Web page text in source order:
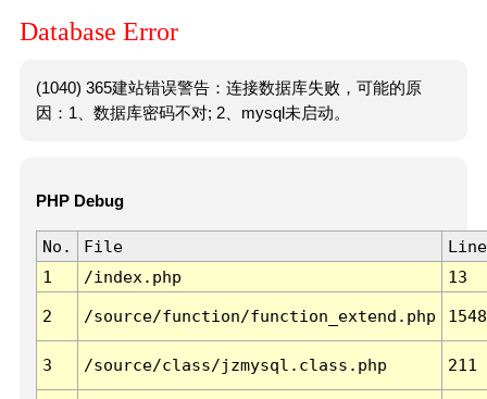
Database Error
(1040) 365建站错误警告：连接数据库失败，可能的原
因：1、数据库密码不对; 2、mysql未启动。
PHP Debug
No. File
Line
1
/index.php 13
2 /source/function/function_extend.php 1548
3 /source/class/jzmysql.class.php 211